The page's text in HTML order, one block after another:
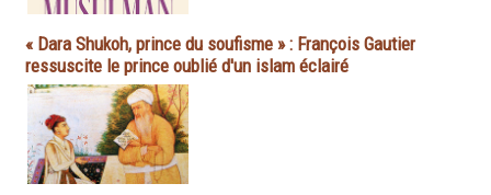
« Dara Shukoh, prince du soufisme » : François Gautier
ressuscite le prince oublié d'un islam éclairé